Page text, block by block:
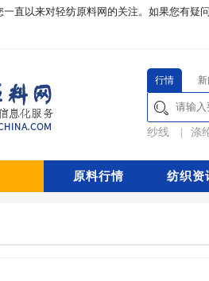
直以来对轻纺原料网的关注。如果您有疑
行情
纱线 涤
原料行情 纺织资